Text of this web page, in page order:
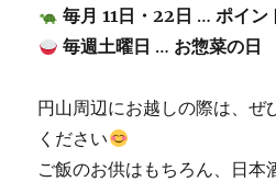
毎月 11日・22日 … ポイン
毎週土曜日 … お惣菜の日
円山周辺にお越しの際は、ぜ
ください
ご飯のお供はもちろん、日本